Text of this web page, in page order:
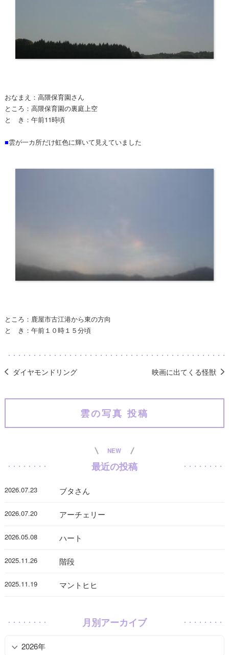
おなまえ：高隈保育園さん
ところ：高隈保育園の裏庭上空
と き：午前11時頃
■雲が一カ所だけ虹色に輝いて見えていました
ところ：鹿屋市古江港から東の方向
と き：午前１０時１５分頃
ダイヤモンドリング 映画に出てくる怪獣
雲の写真 投稿
NEW
最近の投稿
2026.07.23 ブタさん
2026.07.20 アーチェリー
2026.05.08 ハート
2025.11.26 階段
2025.11.19 マントヒヒ
月別アーカイブ
2026年